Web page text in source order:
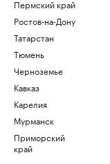
Пермский край
Ростов-на-Дону
Татарстан
Тюмень
Черноземье
Кавказ
Карелия
Мурманск
Приморский
край